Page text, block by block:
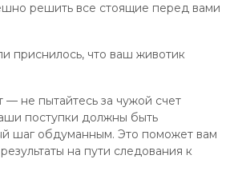
решить все стоящие перед вами
приснилось, что ваш животик
— не пытайтесь за чужой счет
поступки должны быть
шаг обдуманным. Это поможет вам
на пути следования к